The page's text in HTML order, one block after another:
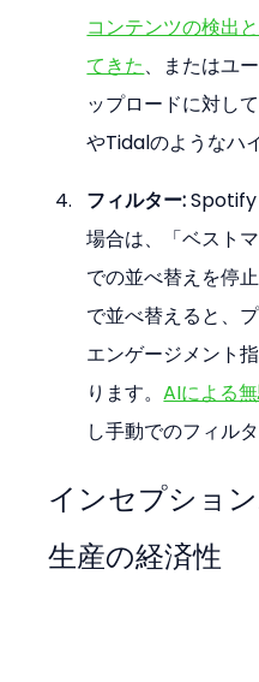
コンテンツの検出
てきた、またはユ
ップロードに対し
やTidalのようなハ
フィルター: Spotify
場合は、「ベスト
での並べ替えを停
で並べ替えると、
エンゲージメント
ります。AIによる
し手動でのフィル
インセプショ
生産の経済性